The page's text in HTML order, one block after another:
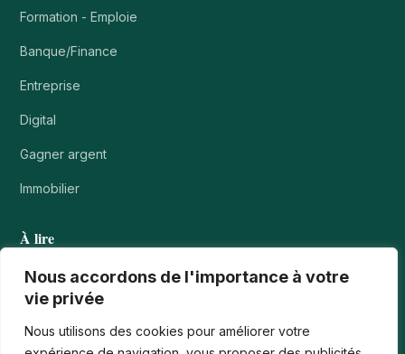
Nous accordons de l'importance à votre
vie privée
Nous utilisons des cookies pour améliorer votre
Formation - Emploie
Banque/Finance
Entreprise
Digital
Gagner argent
Immobilier
À lire
Tournois casino : comprendre points, rangs et…
Les paiements numériques face aux nouvelles cyberfraudes
Bonus de bienvenue en France : comment…